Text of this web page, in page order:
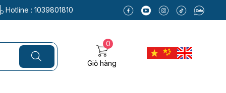
Hotline : 1039801810
0
Giỏ hàng